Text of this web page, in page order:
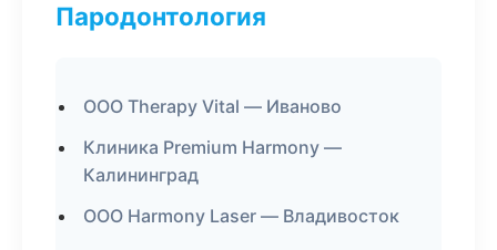
Пародонтология
ООО Therapy Vital — Иваново
Клиника Premium Harmony —
Калининград
ООО Harmony Laser — Владивосток